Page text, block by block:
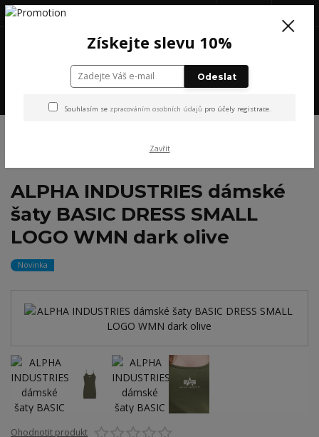
+420 777 199 652
ALPHA INDUSTRIES dámské
šaty BASIC DRESS SMALL
LOGO WMN dark olive
Novinka
Ohodnotit produkt
Získejte slevu 10%
Odeslat
Souhlasím se zpracováním osobních údajů pro účely registrace.
Zavřít